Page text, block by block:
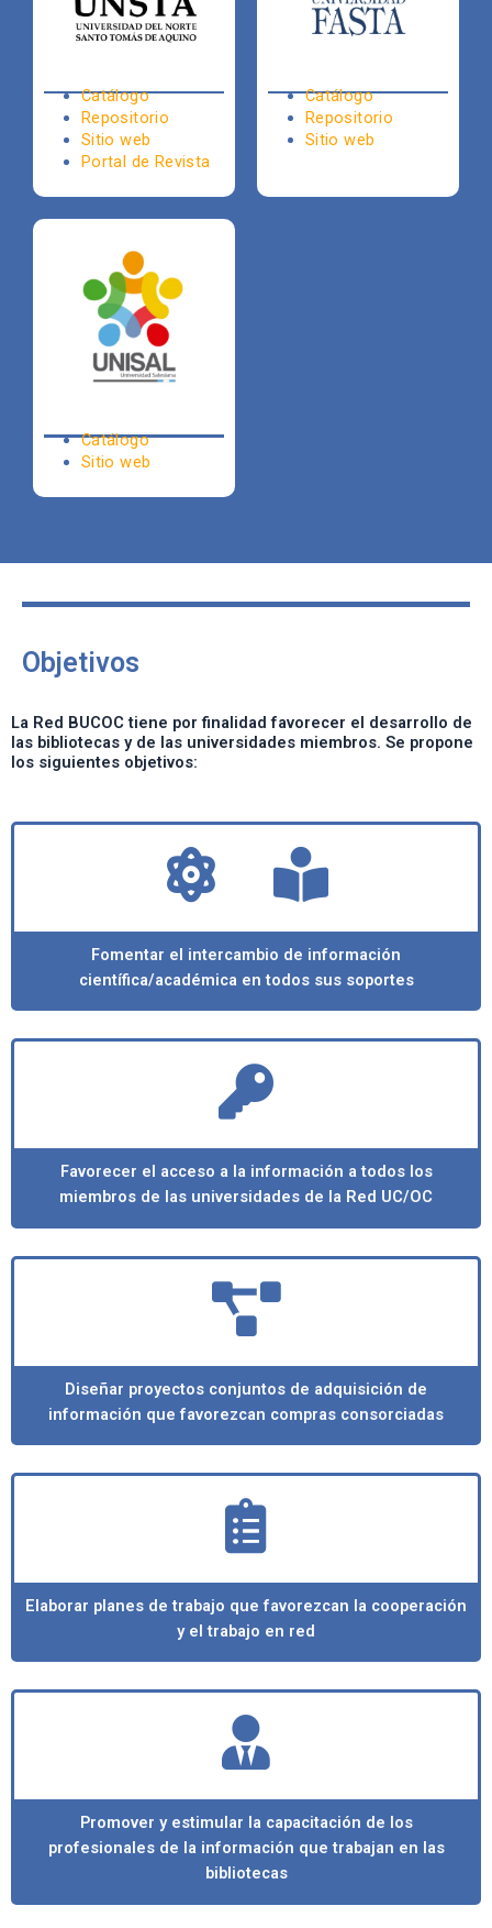
Catálogo
Repositorio
Sitio web
Portal de Revista
Catálogo
Repositorio
Sitio web
Catálogo
Sitio web
Objetivos
La Red BUCOC tiene por finalidad favorecer el desarrollo de
las bibliotecas y de las universidades miembros. Se propone
los siguientes objetivos:
Fomentar el intercambio de información
científica/académica en todos sus soportes
Favorecer el acceso a la información a todos los
miembros de las universidades de la Red UC/OC
Diseñar proyectos conjuntos de adquisición de
información que favorezcan compras consorciadas
Elaborar planes de trabajo que favorezcan la cooperación
y el trabajo en red
Promover y estimular la capacitación de los
profesionales de la información que trabajan en las
bibliotecas